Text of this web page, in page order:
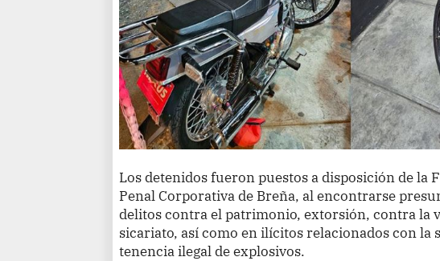
Los detenidos fueron puestos a disposición de la
Penal Corporativa de Breña, al encontrarse
delitos contra el patrimonio, extorsión, contra la
sicariato, así como en ilícitos relacionados con la
tenencia ilegal de explosivos.